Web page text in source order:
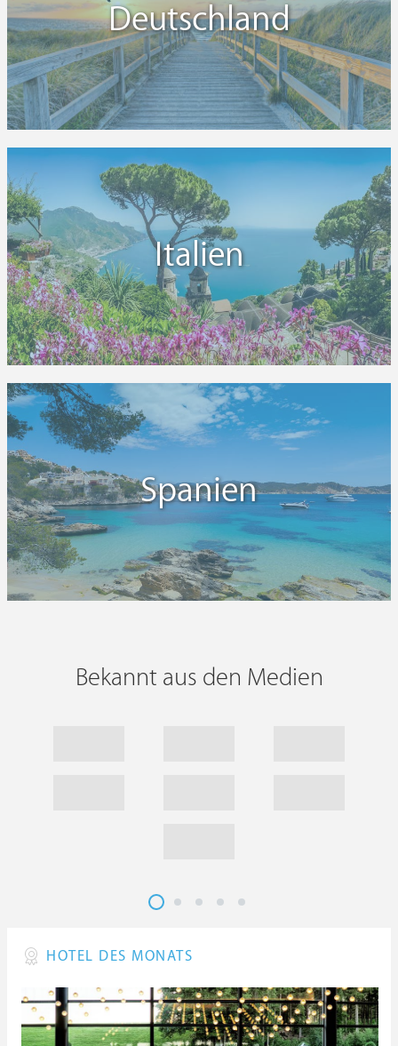
Deutschland
Italien
Spanien
Bekannt aus den Medien
HOTEL DES MONATS